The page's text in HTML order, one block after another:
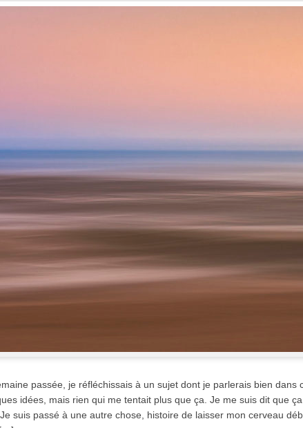
passée, je réfléchissais à un sujet dont je parlerais bien dans
idées, mais rien qui me tentait plus que ça. Je me suis dit que
suis passé à une autre chose, histoire de laisser mon cerveau